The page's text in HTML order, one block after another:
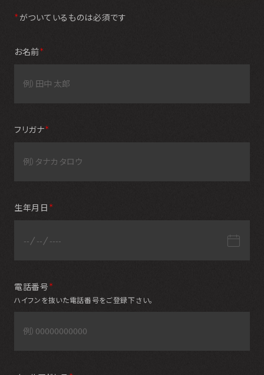
＊がついているものは必須です
お名前＊
フリガナ＊
生年月日 ＊
電話番号 ＊
ハイフンを抜いた電話番号をご登録下さい。